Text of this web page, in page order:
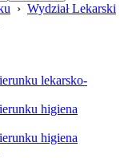
› Wydział Lekarski
lekarsko-
higiena
higiena